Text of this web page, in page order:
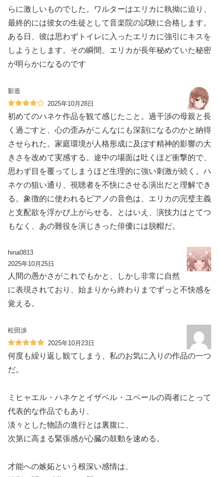
らに激しいものでした。ワルターはエリカに執拗に迫り、
最終的には彼女の生徒として音楽院の試験に合格します。
ある日、彼は思わずトイレに入ったエリカに強引にキスを
しようとします。その瞬間、エリカが長年秘めていた秘密
が明らかになるのです
影造
2025年10月28日
初めてのハネケ作品を観て感じたこと。過干渉の母親と長
く過ごすと、心の歪みがこんなにも深刻になるのかと納得
させられた。家庭環境が人格形成に及ぼす精神的影響の大
きさを改めて実感する。途中の場面は吐くほど衝撃的で、
思わず目を覆ってしまうほど生理的に強い刺激が続く。ハ
ネケの狙い通り、視聴者を不快にさせる演出だと理解でき
る。象徴的に使われるピアノの音色は、エリカの完璧主義
と支配欲を浮かび上がらせる。とはいえ、演技力はとてつ
もなく、あの難役を演じきった俳優には脱帽だ。
hina0813
2025年10月25日
人間の愚かさがこれでもかと、しかし非常に自然
に表現されており、始まりから終わりまでずっと不快感を
覚える。
松田渉
2025年10月23日
何度も繰り返し観てしまう、私のお気に入りの作品の一つ
だ。
ミヒャエル・ハネケとイザベル・ユペールの両者にとって
代表的な作品でもあり、
淡々とした物語の進行とは裏腹に、
次第に高まる緊張感が心臓の鼓動を速める。
才能への嫉妬という根深い感情は、